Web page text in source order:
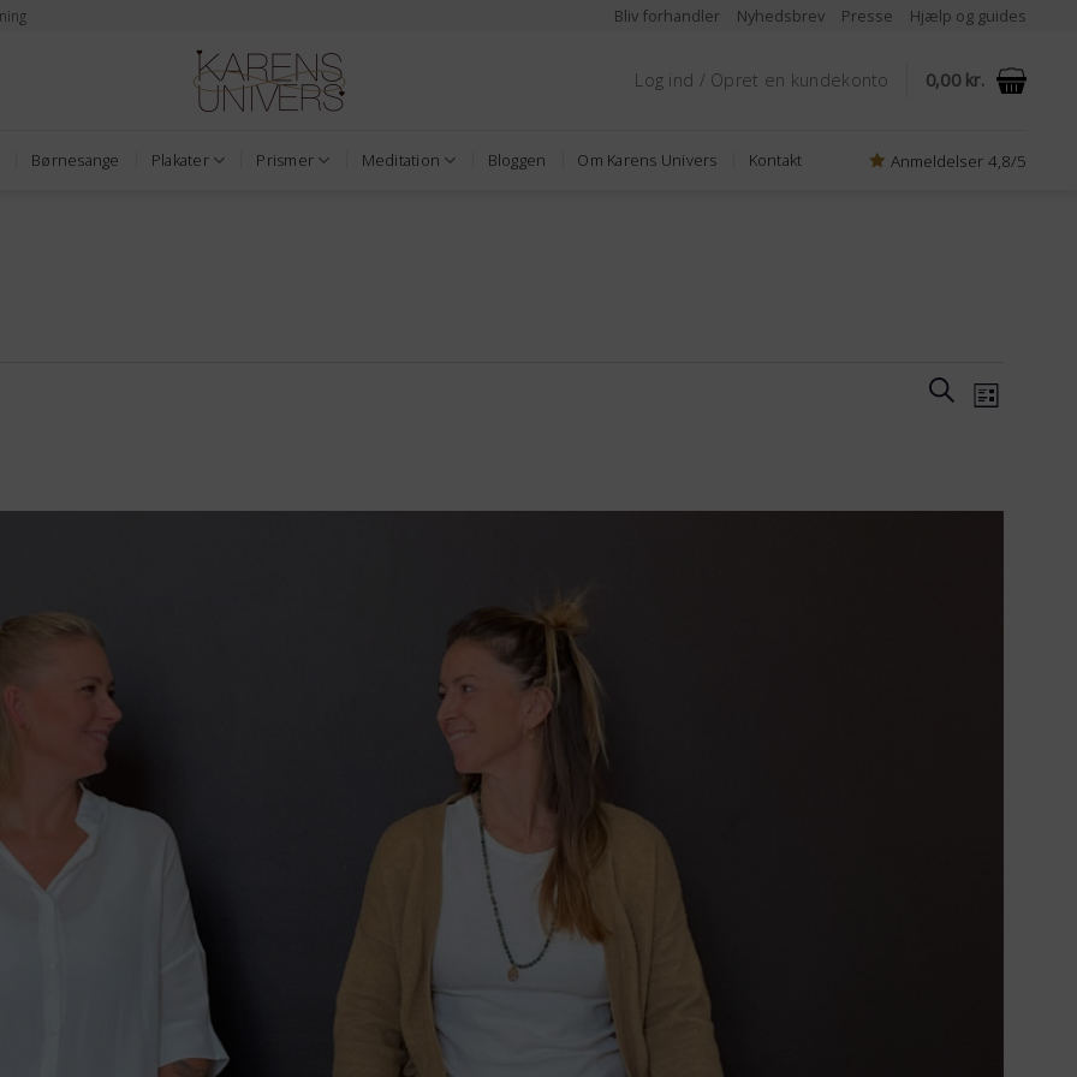
Bliv forhandler Nyhedsbrev Presse Hjælp og guides
Log ind / Opret en kundekonto 0,00 kr.
Børnesange Plakater Prismer Meditation Bloggen Om Karens Univers Kontakt Anmeldelser 4,8/5
visninger
Søg
Liste